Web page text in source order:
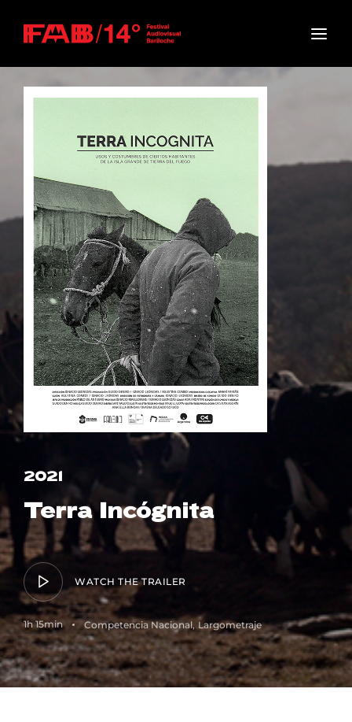
2021
Terra Incógnita
WATCH THE TRAILER
1h 15min Competencia Nacional Largometraje
ESC to close
Password
SIGN IN
Remember Me
Lost Your Password?